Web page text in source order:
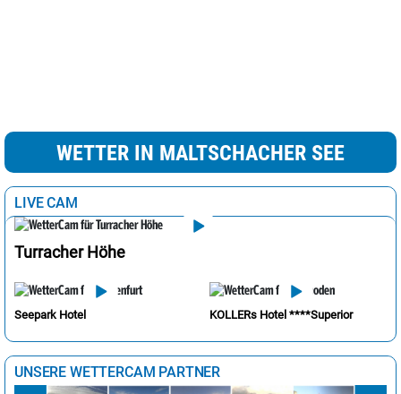
WETTER IN MALTSCHACHER SEE
LIVE CAM
Turracher Höhe
Seepark Hotel KOLLERs Hotel ****Superior
UNSERE WETTERCAM PARTNER